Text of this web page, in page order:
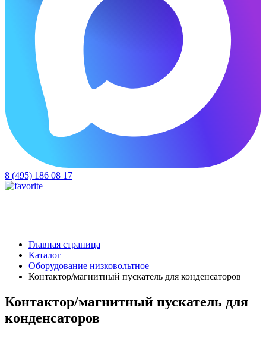
8 (495) 186 08 17
Главная страница
Каталог
Оборудование низковольтное
Контактор/магнитный пускатель для конденсаторов
Контактор/магнитный пускатель для
конденсаторов